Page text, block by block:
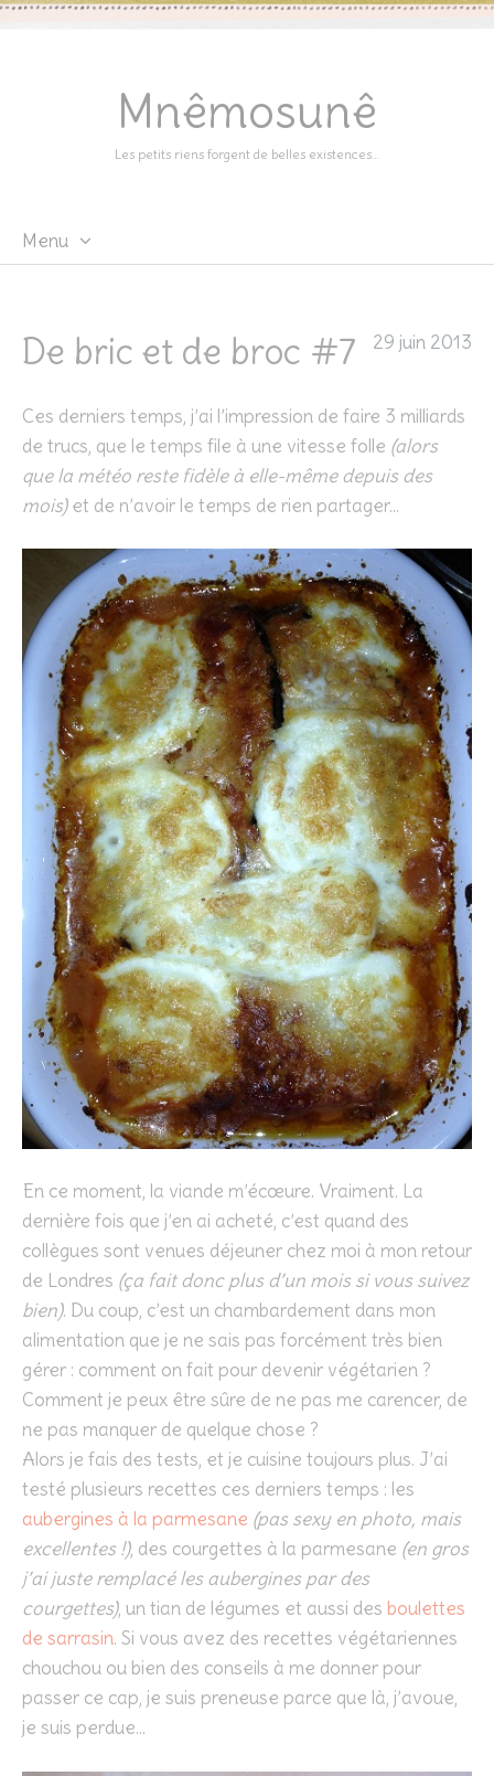
Mnêmosunê
Les petits riens forgent de belles existences…
Menu
De bric et de broc #7 29 juin 2013
Ces derniers temps, j’ai l’impression de faire 3 milliards
de trucs, que le temps file à une vitesse folle (alors
que la météo reste fidèle à elle-même depuis des
mois)et de n’avoir le temps de rien partager…
En ce moment, la viande m’écœure. Vraiment. La
dernière fois que j’en ai acheté, c’est quand des
collègues sont venues déjeuner chez moi à mon retour
de Londres (ça fait donc plus d’un mois si vous suivez
bien). Du coup, c’est un chambardement dans mon
alimentation que je ne sais pas forcément très bien
gérer : comment on fait pour devenir végétarien ?
Comment je peux être sûre de ne pas me carencer, de
ne pas manquer de quelque chose ?
Alors je fais des tests, et je cuisine toujours plus. J’ai
testé plusieurs recettes ces derniers temps : les
aubergines à la parmesane (pas sexy en photo, mais
excellentes !), des courgettes à la parmesane (en gros
j’ai juste remplacé les aubergines par des
courgettes), un tian de légumes et aussi des boulettes
de sarrasin. Si vous avez des recettes végétariennes
chouchou ou bien des conseils à me donner pour
passer ce cap, je suis preneuse parce que là, j’avoue,
je suis perdue…